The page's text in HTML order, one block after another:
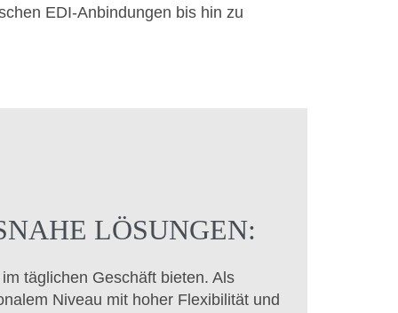
EDI-Anbindungen bis hin zu
LÖSUNGEN:
täglichen Geschäft bieten. Als
Niveau mit hoher Flexibilität und